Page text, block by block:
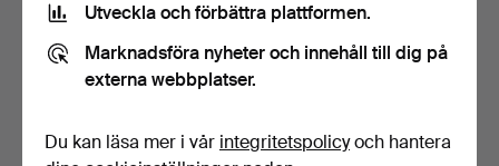
Utveckla och förbättra plattformen.
Marknadsföra nyheter och innehåll till dig på
externa webbplatser.
Du kan läsa mer i vår integritetspolicyoch hantera